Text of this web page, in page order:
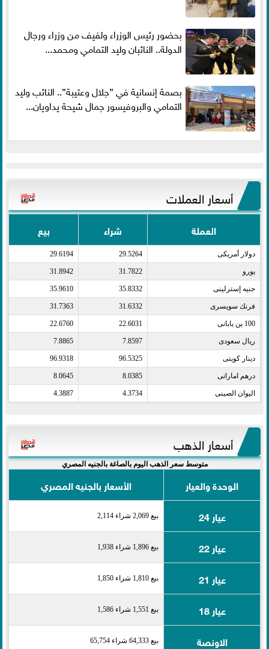
بحضور رئيس الوزراء ولفيف من وزراء ورجال
الدولة.. النائبان وليد التمامي ومحمد...
بصمة إنسانية في ”جلال وعتيبة”.. النائب وليد
التمامي والبروفيسور جمال شيحة يداويان...
أسعار العملات
العملة شراء بيع
دولار أمريكى​ 29.5264
29.6194
يورو​ 31.7822
31.8942
جنيه إسترلينى​ 35.8332
35.9610
فرنك سويسرى​ 31.6332
31.7363
100 ين يابانى​ 22.6031
22.6760
ريال سعودى​ 7.8597
7.8865
دينار كويتى​ 96.5325
96.9318
درهم اماراتى​ 8.0385
8.0645
اليوان الصينى​ 4.3734
4.3887
أسعار الذهب
متوسط سعر الذهب اليوم بالصاغة بالجنيه المصري
الوحدة والعيار
الأسعار بالجنيه المصري
عيار 24
بيع 2,069 شراء 2,114
عيار 22 بيع 1,896 شراء 1,938
عيار 21 بيع 1,810 شراء 1,850
عيار 18 بيع 1,551 شراء 1,586
الاونصة بيع 64,333 شراء 65,754